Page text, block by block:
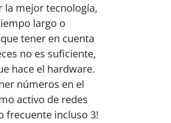
la mejor tecnología,
largo o
tener en cuenta
no es suficiente,
hace el hardware.
números en el
activo de redes
frecuente incluso 3!